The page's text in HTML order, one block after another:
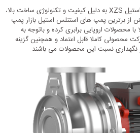
پمپ های سانتریفیوژ استنلس استیل XZS به دلیل کیفیت و تکنولوژی ساخت بالا،
از برترین پمپ های استنلس استیل بازار پمپ
محصولات اروپایی برابری کرده و باتوجه به
محصولی کاملا قابل اعتماد و همچنین گزینه
نگهداری نسبت این محصولات می باشند.